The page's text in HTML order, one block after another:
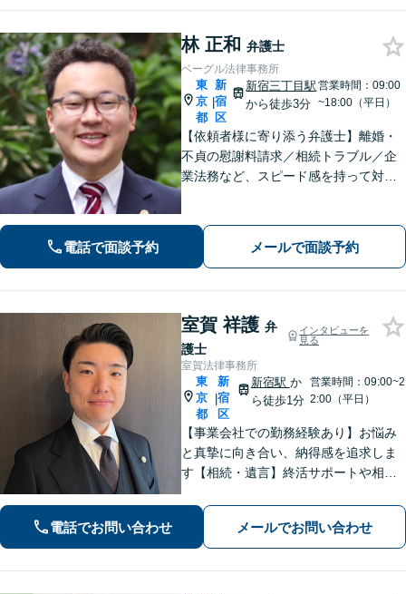
分】
林 正和 弁護士
ベーグル法律事務所
東
京
都
|
新
宿
区
新宿三丁目駅
から徒歩3分
営業時間：09:00
~18:00（平日）
【依頼者様に寄り添う弁護士】離婚・
不貞の慰謝料請求／相続トラブル／企
業法務など、スピード感を持って対応
たします。お気軽にご相談ください
【完全個室で対応】【新宿駅徒歩7分】
電話で面談予約 メールで面談予約
室賀 祥護 弁
護士
インタビューを
見る
室賀法律事務所
東
京
都
|
新
宿
区
新宿駅 か
ら徒歩1分
営業時間：09:00~2
2:00（平日）
【事業会社での勤務経験あり】お悩み
と真摯に向き合い、納得感を追求しま
す【相続・遺言】終活サポートや相続
権回収】スピーディーかつ的確な対応
で回収の最大化をめざします【オンラ
イン面談対応】【新宿駅1分】
電話でお問い合わせ メールでお問い合わせ